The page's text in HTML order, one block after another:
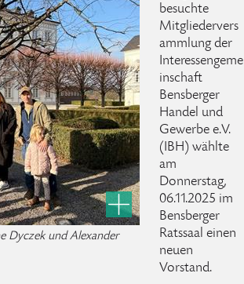
Dyczek und Alexander
besuchte
Mitgliedervers
ammlung der
Interessengeme
inschaft
Bensberger
Handel und
Gewerbe e.V.
(IBH) wählte
am
Donnerstag,
06.11.2025 im
Bensberger
Ratssaal einen
neuen
Vorstand.